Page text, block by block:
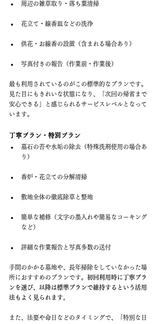
周辺の雑草取り・落ち葉清掃
花立て・線香皿などの洗浄
供花・お線香の設置（含まれる場合あり）
写真付きの報告（作業前・作業後）
最も利用されているのがこの標準的なプランです。
見た目にもきれいな状態になり、「次回の帰省まで
安心できる」と感じられるサービスレベルとなって
います。
丁寧プラン・特別プラン
墓石の苔や水垢の除去（特殊洗剤使用の場合あ
り）
香炉・花立ての分解清掃
敷地全体の徹底除草と整地
簡単な補修（文字の墨入れや簡易なコーキング
など）
詳細な作業報告と写真多数の送付
手間のかかる墓地や、長年掃除をしていなかった場
所におすすめのプランです。 初回利用時に丁寧プラ
ンを選び、以降は標準プランで維持するという活用
法もよく見られます。
また、法要や命日などのタイミングで、「特別な日